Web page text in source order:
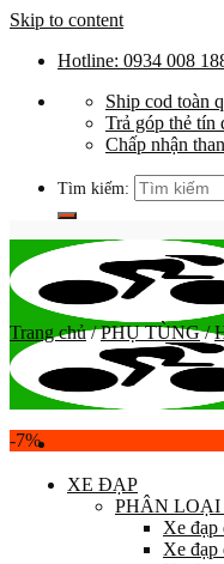
Skip to content
Hotline: 0934 008
Ship cod toàn
Trả góp thẻ tín
Chấp nhận
Tìm kiếm:
XE ĐẠP
PHÂN
Xe
Xe
Trang chủ / PHỤ TÙNG /
-7%